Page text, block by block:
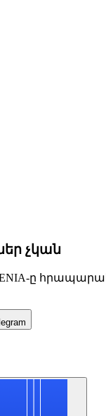
չկան
ը